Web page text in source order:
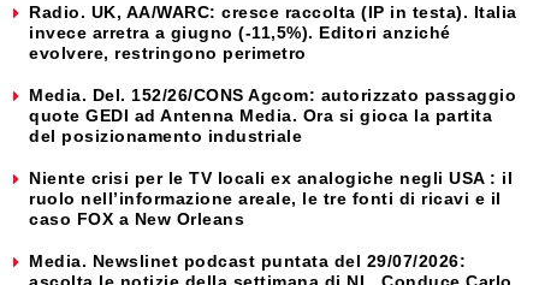
Radio. UK, AA/WARC: cresce raccolta (IP in testa). Italia
invece arretra a giugno (-11,5%). Editori anziché
evolvere, restringono perimetro
Media. Del. 152/26/CONS Agcom: autorizzato passaggio
quote GEDI ad Antenna Media. Ora si gioca la partita
del posizionamento industriale
Niente crisi per le TV locali ex analogiche negli USA : il
ruolo nell’informazione areale, le tre fonti di ricavi e il
caso FOX a New Orleans
Media. Newslinet podcast puntata del 29/07/2026: